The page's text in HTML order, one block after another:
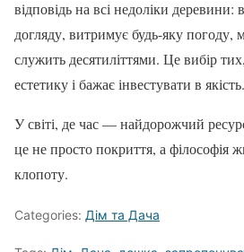
відповідь на всі недоліки деревини:
догляду, витримує будь-яку погоду,
служить десятиліттями. Це вибір
естетику і бажає інвестувати в якість.
У світі, де час — найдорожчий
це не просто покриття, а філософія
клопоту.
Categories: Дім та Дача